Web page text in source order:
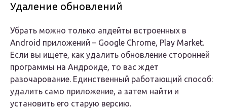
Удаление обновлений
Убрать можно только апдейты встроенных в
Android приложений – Google Chrome, Play Market.
Если вы ищете, как удалить обновление сторонней
программы на Андроиде, то вас ждет
разочарование. Единственный работающий способ:
удалить само приложение, а затем найти и
установить его старую версию.